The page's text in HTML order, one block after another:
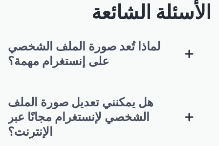
الأسئلة الشائعة
لماذا تُعد صورة الملف الشخصي
على إنستغرام مهمة؟
هل يمكنني تعديل صورة الملف
الشخصي لإنستغرام مجانًا عبر
الإنترنت؟